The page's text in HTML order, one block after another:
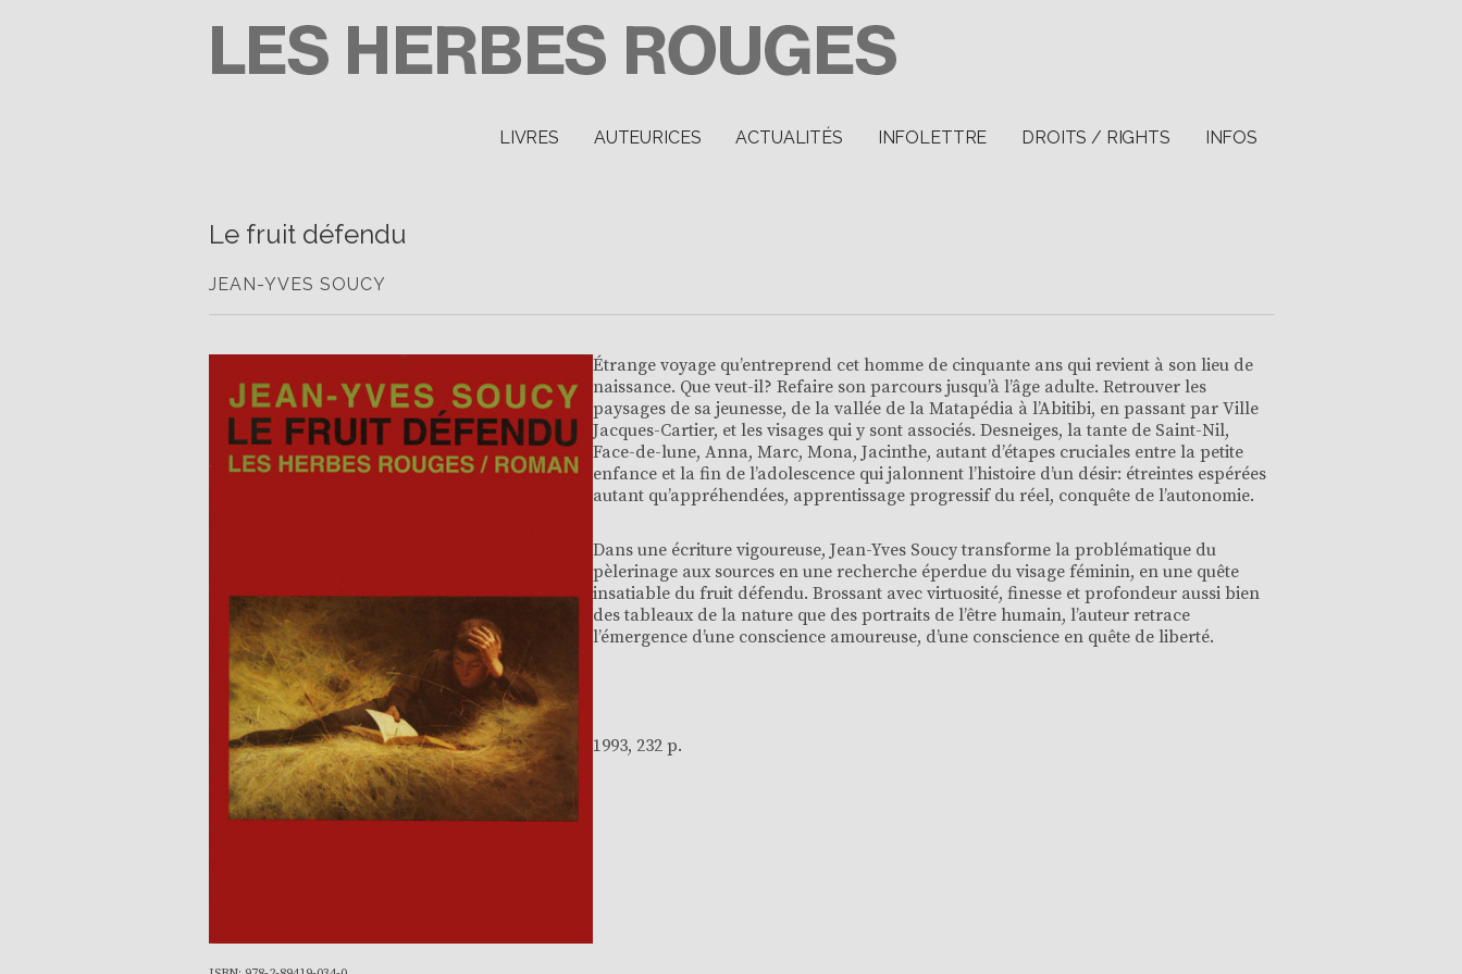
LIVRES AUTEURICES ACTUALITÉS INFOLETTRE DROITS / RIGHTS INFOS
Le fruit défendu
JEAN-YVES SOUCY
Étrange voyage qu’entreprend cet homme de cinquante ans qui revient à son lieu de
naissance. Que veut-il? Refaire son parcours jusqu’à l’âge adulte. Retrouver les
paysages de sa jeunesse, de la vallée de la Matapédia à l’Abitibi, en passant par Ville
Jacques-Cartier, et les visages qui y sont associés. Desneiges, la tante de Saint-Nil,
Face-de-lune, Anna, Marc, Mona, Jacinthe, autant d’étapes cruciales entre la petite
enfance et la fin de l’adolescence qui jalonnent l’histoire d’un désir: étreintes espérées
autant qu’appréhendées, apprentissage progressif du réel, conquête de l’autonomie.
Dans une écriture vigoureuse, Jean-Yves Soucy transforme la problématique du
pèlerinage aux sources en une recherche éperdue du visage féminin, en une quête
insatiable du fruit défendu. Brossant avec virtuosité, finesse et profondeur aussi bien
des tableaux de la nature que des portraits de l’être humain, l’auteur retrace
l’émergence d’une conscience amoureuse, d’une conscience en quête de liberté.
1993, 232 p.